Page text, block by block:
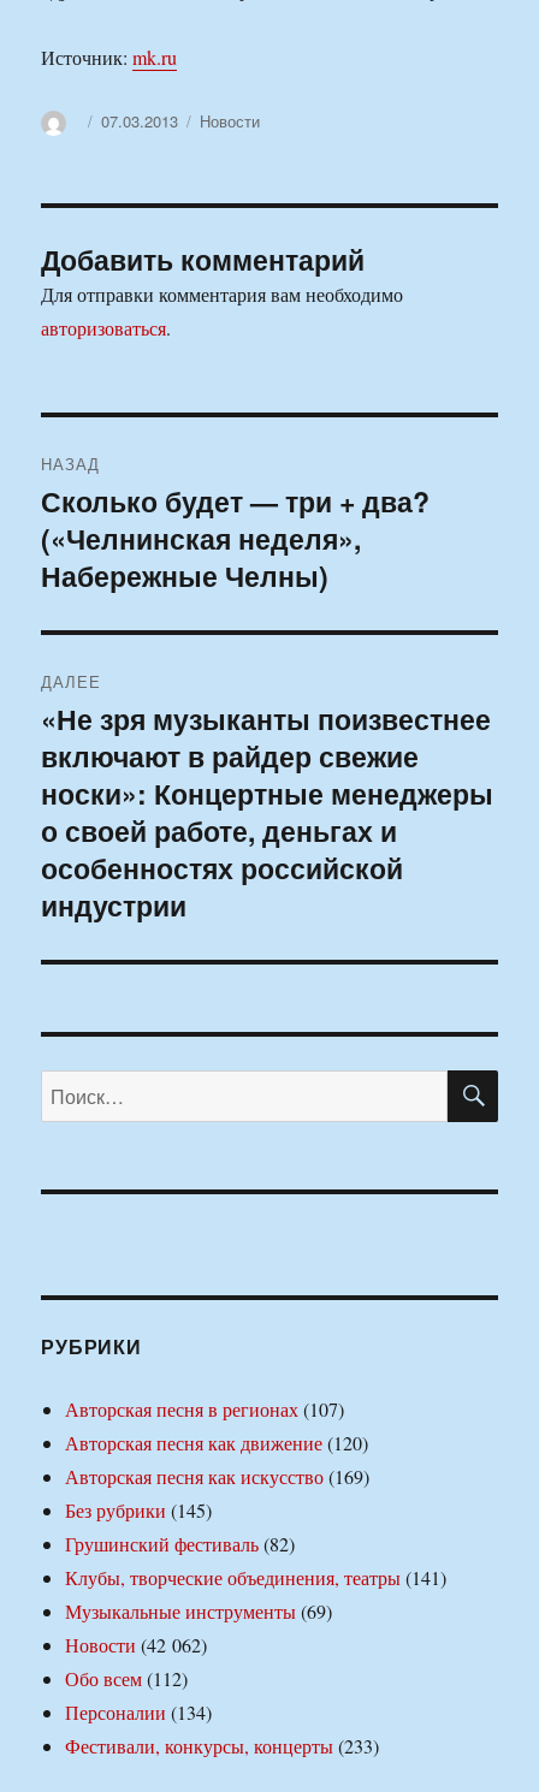
Источник:mk.ru
АвторОпубликовано
07.03.2013 Рубрики
Новости
Добавить комментарий
Для отправки комментария вам необходимо
авторизоваться.
по
записям
НАЗАД
Предыдущая
запись:
Сколько будет — три + два?
(«Челнинская неделя»,
Набережные Челны)
ДАЛЕЕ
Следующая
запись:
«Не зря музыканты поизвестнее
включают в райдер свежие
носки»: Концертные менеджеры
о своей работе, деньгах и
особенностях российской
индустрии
Искать:
РУБРИКИ
Авторская песня в регионах(107)
Авторская песня как движение(120)
Авторская песня как искусство(169)
Без рубрики (145)
Грушинский фестиваль(82)
Клубы, творческие объединения, театры(141)
Музыкальные инструменты(69)
Новости (42 062)
Обо всем(112)
Персоналии (134)
Фестивали, конкурсы, концерты(233)